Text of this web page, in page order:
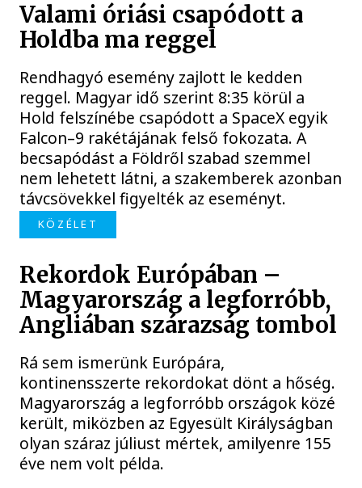
Valami óriási csapódott a
Holdba ma reggel
Rendhagyó esemény zajlott le kedden
reggel. Magyar idő szerint 8:35 körül a
Hold felszínébe csapódott a SpaceX egyik
Falcon–9 rakétájának felső fokozata. A
becsapódást a Földről szabad szemmel
nem lehetett látni, a szakemberek azonban
távcsövekkel figyelték az eseményt.
KÖZÉLET
Rekordok Európában –
Magyarország a legforróbb,
Angliában szárazság tombol
Rá sem ismerünk Európára,
kontinensszerte rekordokat dönt a hőség.
Magyarország a legforróbb országok közé
került, miközben az Egyesült Királyságban
olyan száraz júliust mértek, amilyenre 155
éve nem volt példa.